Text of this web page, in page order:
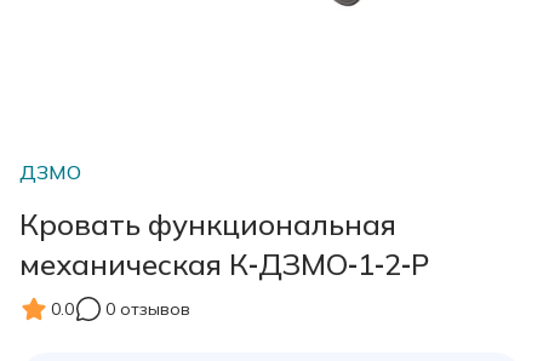
ДЗМО
Кровать функциональная
механическая К‑ДЗМО‑1‑2‑Р
0.0 0 отзывов